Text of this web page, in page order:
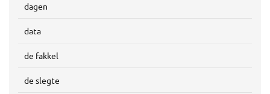
dagen
data
de fakkel
de slegte